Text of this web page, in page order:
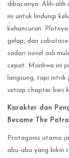
dibacanya. Alih-alih
ini untuk lindungi
kehancuran.
gelap, dan
sadari novel asli
cepat. Manhwa ini
langsung, tapi
setiap chapter beri
Karakter dan
Became The
Protagonis utama
abu-abu yang bikin